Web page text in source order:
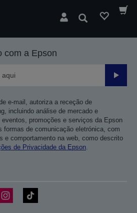
Pesquisar
com a Epson
Enviar
e-mail, autoriza a receção de
incluindo análise de mercado e
promoções e serviços da Epson
formas de comunicação eletrónica, com
e comportamento na web, como descrito
de Privacidade da Epson.